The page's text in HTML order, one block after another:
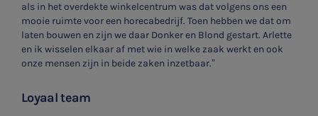
Meest gezochte onderwerpen
Vacatures
als in het overdekte winkelcentrum was dat volgens ons een
mooie ruimte voor een horecabedrijf. Toen hebben we dat om
laten bouwen en zijn we daar Donker en Blond gestart. Arlette
en ik wisselen elkaar af met wie in welke zaak werkt en ook
onze mensen zijn in beide zaken inzetbaar.”
Loyaal team